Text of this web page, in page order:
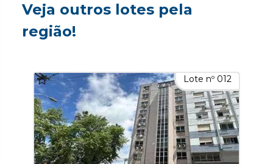
Veja outros lotes pela
região!
Lote nº 012